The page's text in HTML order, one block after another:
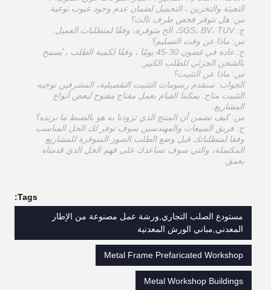
التعبئة والتخزين ، التحميل لضمان عدم وجود عيوب نوعية.
س: هل تتوفر فحص طرف ثالث؟
ج: SGS، BV، TUV، الخ متوفرة، وفقًا لمتطلبات العميل.
س: ماذا عن وقت التسليم؟
ج: عادة في غضون 30-45 يومًا ، وفقًا لكمية الطلب ، يُسمح
بالشحن الجزئي للطلب الكبير.
س: ماذا عن التثبيت؟
الجواب: سنقدم رسومات التثبيت التفصيلية، المشرفين توجيه
التثبيت متاح. يمكننا القيام بعمل مفتاح مفتوح لبعض أنواع
المشاريع.
س: كيف نضمن أن المنتج الذي تزودنا به هو بالضبط ما نريده؟
ج: فريق المبيعات والمهندسين سوف توفر لك الحل المناسب
وفقا لمتطلباتك قبل وضع الطلب.الصور المتوفرة للمشاريع
المكتملة، والتي سوف تساعدك على فهم الحل الذي قدمناه
بعمق.
Tags:
مستودع الصلب التجاري,ورشة عمل مصنوعة من الإطار
المعدني,مباني الورش المعدنية
Metal Frame Prefaricated Workshop
Metal Workshop Buildings